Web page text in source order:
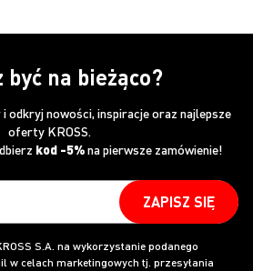
być na bieżąco?
odkryj nowości, inspiracje oraz najlepsze
oferty KROSS.
kod -5%na pierwsze zamówienie!
ZAPISZ SIĘ
S.A. na wykorzystanie podanego
w celach marketingowych tj. przesyłania